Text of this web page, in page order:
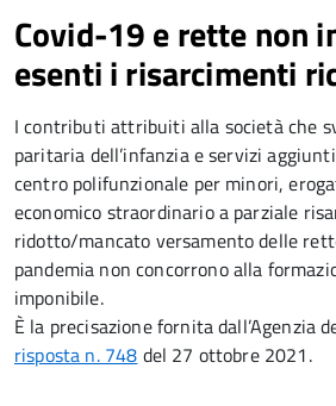
Covid-19 e rette non
esenti i risarcimenti
I contributi attribuiti alla società che
paritaria dell’infanzia e servizi
centro polifunzionale per minori,
economico straordinario a parziale
ridotto/mancato versamento delle
pandemia non concorrono alla
imponibile.
È la precisazione fornita dall’Agenzia
risposta n. 748 del 27 ottobre 2021.